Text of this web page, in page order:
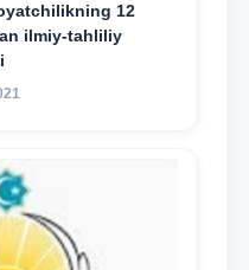
12
ilmiy-tahliliy